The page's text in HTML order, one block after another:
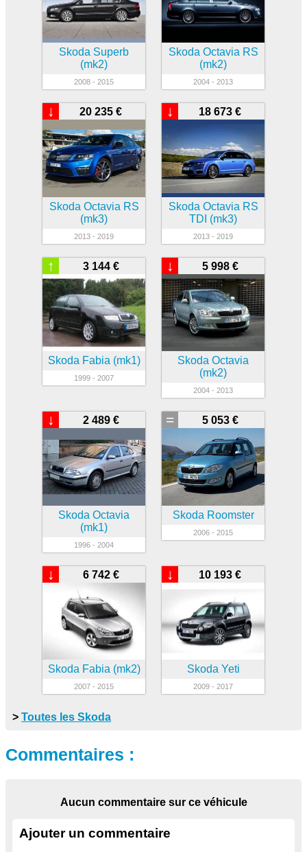
Skoda Superb
(mk2)
2008 - 2015
Skoda Octavia RS
(mk2)
2004 - 2013
20 235 €
↓
Skoda Octavia RS
(mk3)
2013 - 2019
18 673 €
↓
Skoda Octavia RS
TDI (mk3)
2013 - 2019
3 144 €
↑
Skoda Fabia (mk1)
1999 - 2007
5 998 €
↓
Skoda Octavia
(mk2)
2004 - 2013
2 489 €
↓
Skoda Octavia
(mk1)
1996 - 2004
5 053 €
=
Skoda Roomster
2006 - 2015
6 742 €
↓
Skoda Fabia (mk2)
2007 - 2015
10 193 €
↓
Skoda Yeti
2009 - 2017
> Toutes les Skoda
Commentaires :
Aucun commentaire sur ce véhicule
Ajouter un commentaire